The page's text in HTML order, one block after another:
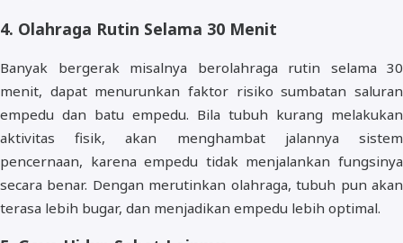
4. Olahraga Rutin Selama 30 Menit
Banyak bergerak misalnya berolahraga rutin selama 30
menit, dapat menurunkan faktor risiko sumbatan saluran
empedu dan batu empedu. Bila tubuh kurang melakukan
aktivitas fisik, akan menghambat jalannya sistem
pencernaan, karena empedu tidak menjalankan fungsinya
secara benar. Dengan merutinkan olahraga, tubuh pun akan
terasa lebih bugar, dan menjadikan empedu lebih optimal.